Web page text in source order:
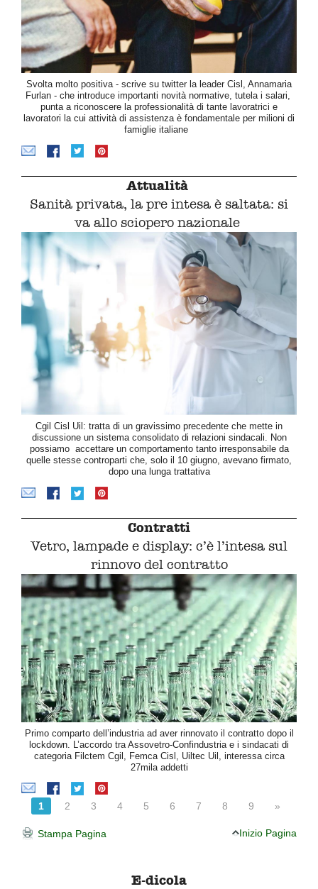
Svolta molto positiva - scrive su twitter la leader Cisl, Annamaria
Furlan - che introduce importanti novità normative, tutela i salari,
punta a riconoscere la professionalità di tante lavoratrici e
lavoratori la cui attività di assistenza è fondamentale per milioni di
famiglie italiane
Attualità
Sanità privata, la pre intesa è saltata: si
va allo sciopero nazionale
Cgil Cisl Uil: tratta di un gravissimo precedente che mette in
discussione un sistema consolidato di relazioni sindacali. Non
possiamo accettare un comportamento tanto irresponsabile da
quelle stesse controparti che, solo il 10 giugno, avevano firmato,
dopo una lunga trattativa
Contratti
Vetro, lampade e display: c’è l’intesa sul
rinnovo del contratto
Primo comparto dell’industria ad aver rinnovato il contratto dopo il
lockdown. L’accordo tra Assovetro-Confindustria e i sindacati di
categoria Filctem Cgil, Femca Cisl, Uiltec Uil, interessa circa
27mila addetti
1 2 3 4 5 6 7 8 9 »
Stampa Pagina Inizio Pagina
E-dicola